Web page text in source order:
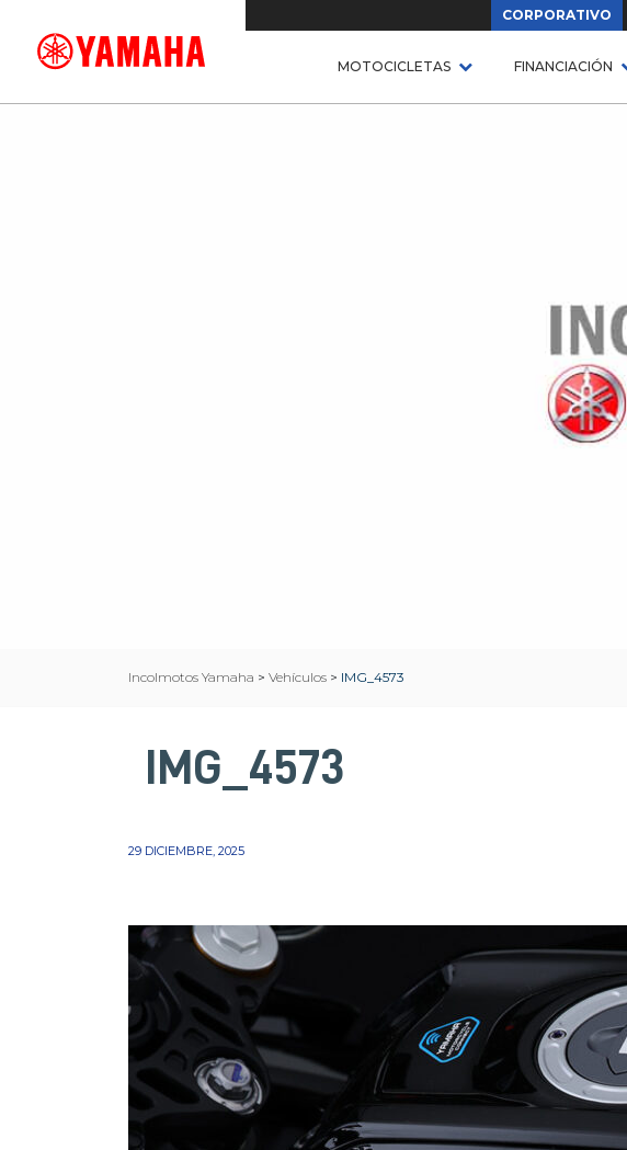
CORPORATIVO
MOTOCICLETAS FINANCIACIÓN
Incolmotos Yamaha > Vehículos > IMG_4573
IMG_4573
29 DICIEMBRE, 2025